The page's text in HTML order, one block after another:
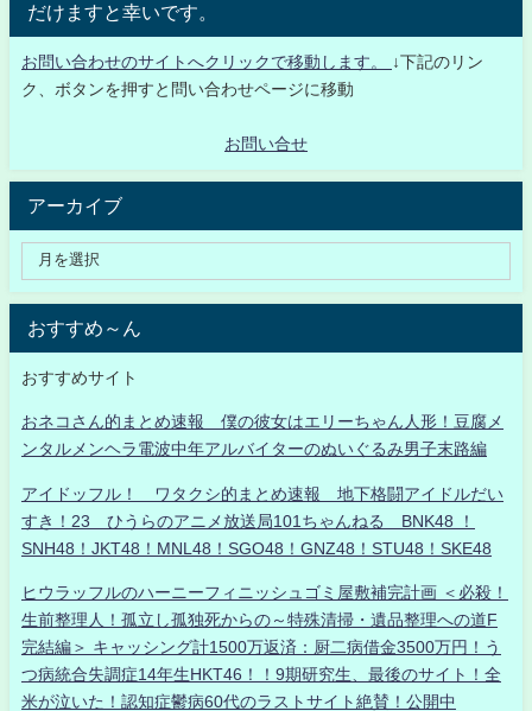
だけますと幸いです。
お問い合わせのサイトへクリックで移動します。
↓下記のリン
ク、ボタンを押すと問い合わせページに移動
お問い合せ
アーカイブ
おすすめ～ん
おすすめサイト
おネコさん的まとめ速報 僕の彼女はエリーちゃん人形！豆腐メ
ンタルメンヘラ電波中年アルバイターのぬいぐるみ男子末路編
アイドッフル！ ワタクシ的まとめ速報 地下格闘アイドルだい
すき！23 ひうらのアニメ放送局101ちゃんねる BNK48 ！
SNH48！JKT48！MNL48！SGO48！GNZ48！STU48！SKE48
ヒウラッフルのハーニーフィニッシュゴミ屋敷補完計画 ＜必殺！
生前整理人！孤立し孤独死からの～特殊清掃・遺品整理への道F
完結編＞ キャッシング計1500万返済：厨二病借金3500万円！う
つ病統合失調症14年生HKT46！！9期研究生、最後のサイト！全
米が泣いた！認知症鬱病60代のラストサイト絶賛！公開中